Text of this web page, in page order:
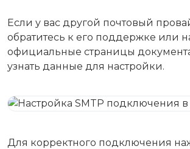
Если у вас другой почтовый
обратитесь к его поддержке или
официальные страницы
узнать данные для настройки.
Для корректного подключения